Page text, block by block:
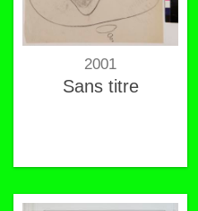
2001
Sans titre